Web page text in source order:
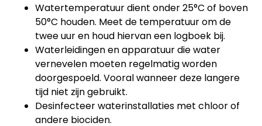
Watertemperatuur dient onder 25°C of boven
50°C houden. Meet de temperatuur om de
twee uur en houd hiervan een logboek bij.
Waterleidingen en apparatuur die water
vernevelen moeten regelmatig worden
doorgespoeld. Vooral wanneer deze langere
tijd niet zijn gebruikt.
Desinfecteer waterinstallaties met chloor of
andere biociden.